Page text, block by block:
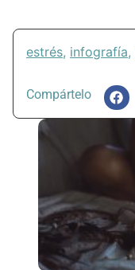
estrés, infografía,
Compártelo